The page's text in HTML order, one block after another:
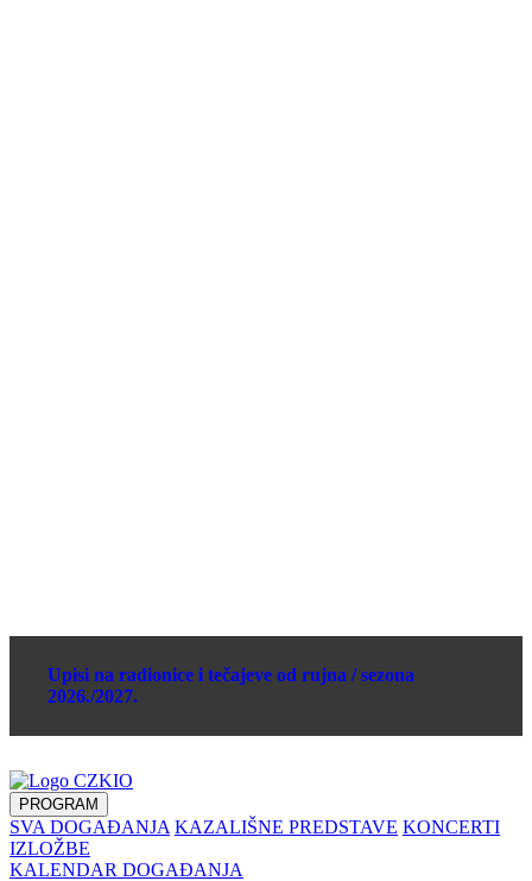
Upisi na radionice i tečajeve od rujna / sezona
2026./2027.
PROGRAM
SVA DOGAĐANJA KAZALIŠNE PREDSTAVE KONCERTI
IZLOŽBE
KALENDAR DOGAĐANJA